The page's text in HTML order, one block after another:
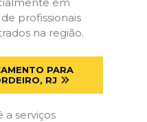
profissionais
na região.
PARA
RJ
a serviços